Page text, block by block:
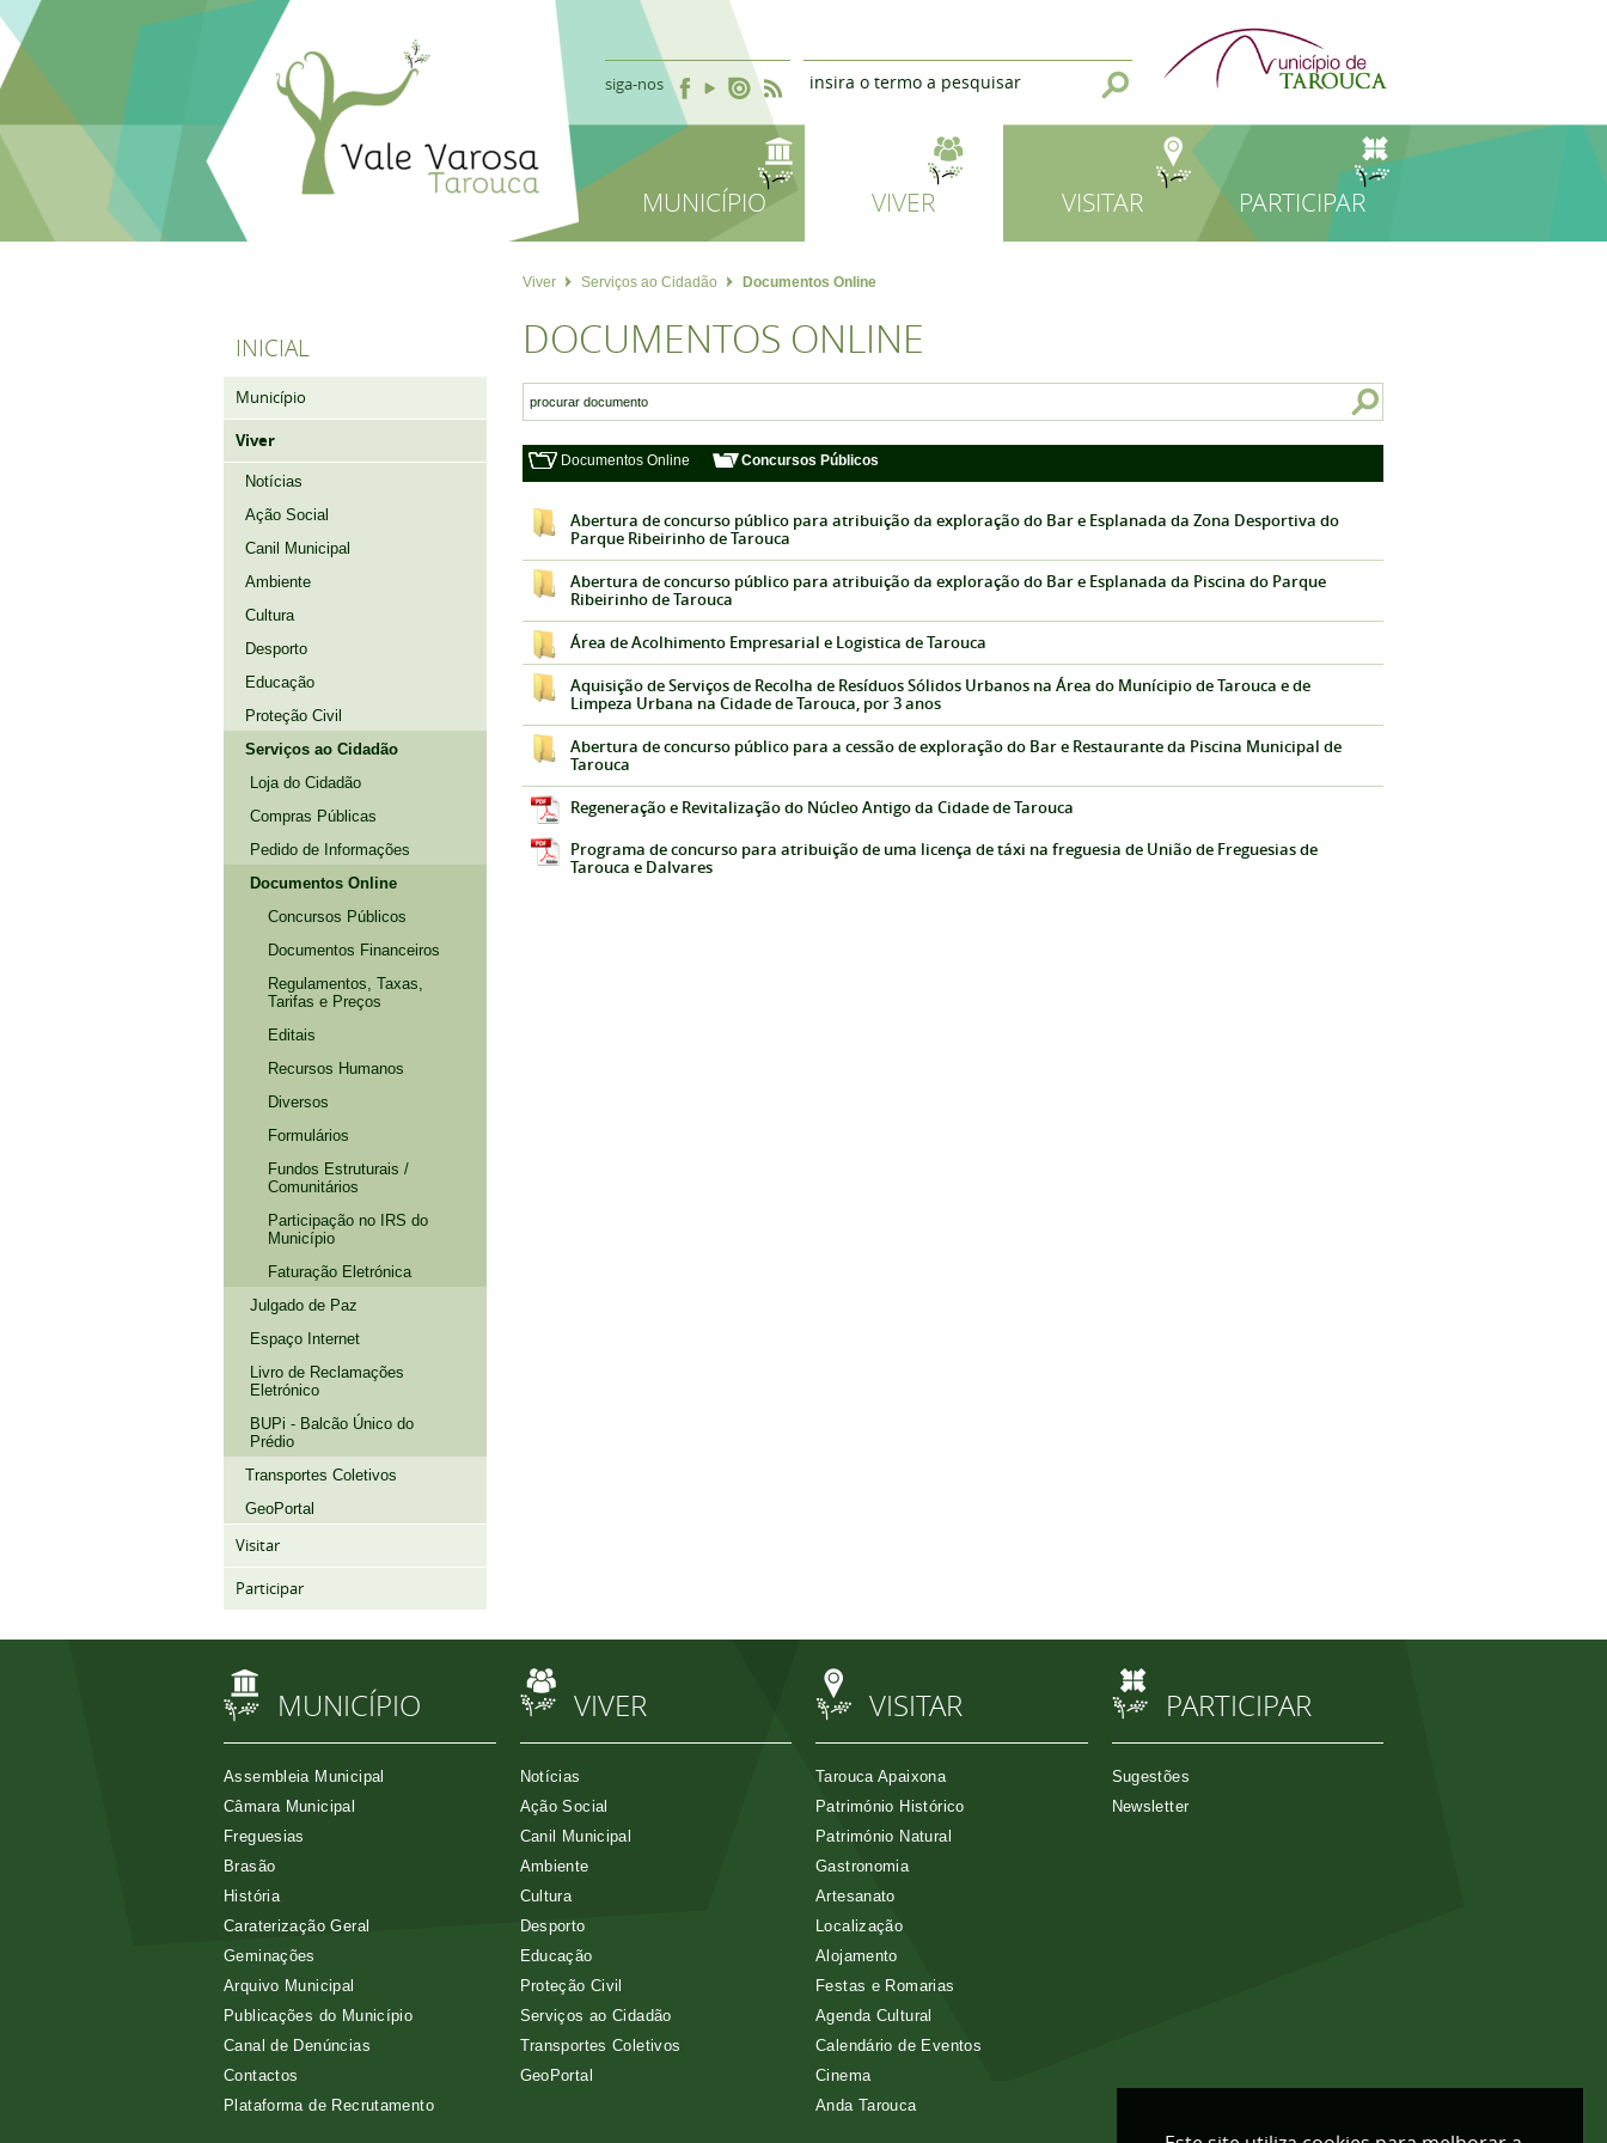
siga-nos
MUNICÍPIO VIVER VISITAR PARTICIPAR
INICIAL
Município
Viver
Notícias
Ação Social
Canil Municipal
Ambiente
Cultura
Desporto
Educação
Proteção Civil
Serviços ao Cidadão
Loja do Cidadão
Compras Públicas
Pedido de Informações
Documentos Online
Concursos Públicos
Documentos Financeiros
Regulamentos, Taxas,
Tarifas e Preços
Editais
Recursos Humanos
Diversos
Formulários
Fundos Estruturais /
Comunitários
Participação no IRS do
Município
Faturação Eletrónica
Julgado de Paz
Espaço Internet
Livro de Reclamações
Eletrónico
BUPi - Balcão Único do
Prédio
Transportes Coletivos
GeoPortal
Visitar
Participar
Viver Serviços ao Cidadão Documentos Online
DOCUMENTOS ONLINE
Documentos Online Concursos Públicos
Abertura de concurso público para atribuição da exploração do Bar e Esplanada da Zona Desportiva do
Parque Ribeirinho de Tarouca
Abertura de concurso público para atribuição da exploração do Bar e Esplanada da Piscina do Parque
Ribeirinho de Tarouca
Área de Acolhimento Empresarial e Logistica de Tarouca
Aquisição de Serviços de Recolha de Resíduos Sólidos Urbanos na Área do Munícipio de Tarouca e de
Limpeza Urbana na Cidade de Tarouca, por 3 anos
Abertura de concurso público para a cessão de exploração do Bar e Restaurante da Piscina Municipal de
Tarouca
Regeneração e Revitalização do Núcleo Antigo da Cidade de Tarouca
Programa de concurso para atribuição de uma licença de táxi na freguesia de União de Freguesias de
Tarouca e Dalvares
MUNICÍPIO
Assembleia Municipal
Câmara Municipal
Freguesias
Brasão
História
Caraterização Geral
Geminações
Arquivo Municipal
Publicações do Município
Canal de Denúncias
Contactos
Plataforma de Recrutamento
VIVER
Notícias
Ação Social
Canil Municipal
Ambiente
Cultura
Desporto
Educação
Proteção Civil
Serviços ao Cidadão
Transportes Coletivos
GeoPortal
VISITAR
Tarouca Apaixona
Património Histórico
Património Natural
Gastronomia
Artesanato
Localização
Alojamento
Festas e Romarias
Agenda Cultural
Calendário de Eventos
Cinema
Anda Tarouca
PARTICIPAR
Sugestões
Newsletter